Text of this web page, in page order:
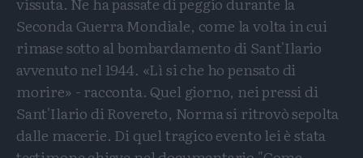
Seconda Guerra Mondiale, come la volta in cui
rimase sotto al bombardamento di Sant'Ilario
avvenuto nel 1944. «Lì si che ho pensato di
morire» - racconta. Quel giorno, nei pressi di
Sant'Ilario di Rovereto, Norma si ritrovò sepolta
dalle macerie. Di quel tragico evento lei è stata